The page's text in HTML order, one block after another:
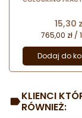
jasny
Cena
15,30
765,00 zł /
Dodaj do
KLIENCI
RÓWNIEŻ: